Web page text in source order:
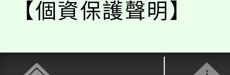
【個資保護聲明】